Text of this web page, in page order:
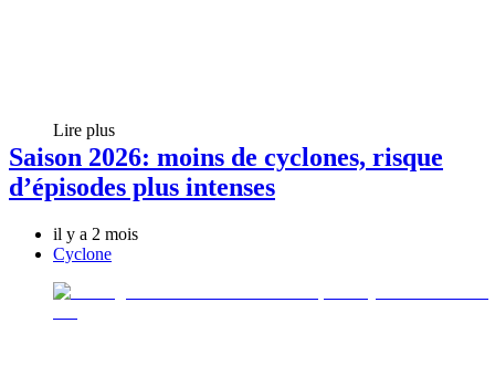
Lire plus
Saison 2026: moins de cyclones, risque
d’épisodes plus intenses
il y a 2 mois
Cyclone